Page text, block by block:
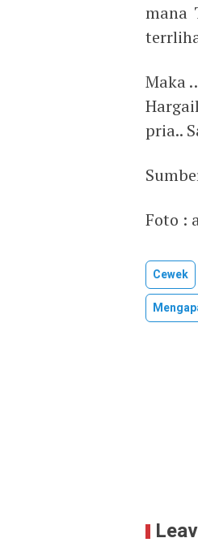
mana
Maka
pria..
Foto :
Cewek